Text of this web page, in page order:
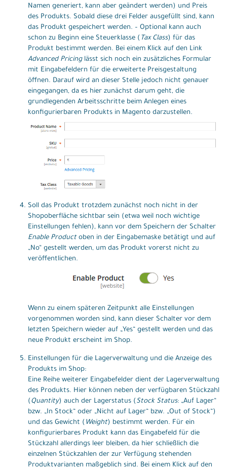
Namen generiert, kann aber geändert werden) und Preis
des Produkts. Sobald diese drei Felder ausgefüllt sind, kann
das Produkt gespeichert werden. – Optional kann auch
schon zu Beginn eine Steuerklasse ( Tax Class) für das
Produkt bestimmt werden. Bei einem Klick auf den Link
Advanced Pricinglässt sich noch ein zusätzliches Formular
mit Eingabefeldern für die erweiterte Preisgestaltung
öffnen. Darauf wird an dieser Stelle jedoch nicht genauer
eingegangen, da es hier zunächst darum geht, die
grundlegenden Arbeitsschritte beim Anlegen eines
konfigurierbaren Produkts in Magento darzustellen.
Soll das Produkt trotzdem zunächst noch nicht in der
Shopoberfläche sichtbar sein (etwa weil noch wichtige
Einstellungen fehlen), kann vor dem Speichern der Schalter
Enable Productoben in der Eingabemaske betätigt und auf
„No“ gestellt werden, um das Produkt vorerst nicht zu
veröffentlichen.
Wenn zu einem späteren Zeitpunkt alle Einstellungen
vorgenommen worden sind, kann dieser Schalter vor dem
letzten Speichern wieder auf „Yes“ gestellt werden und das
neue Produkt erscheint im Shop.
Einstellungen für die Lagerverwaltung und die Anzeige des
Produkts im Shop:
Eine Reihe weiterer Eingabefelder dient der Lagerverwaltung
des Produkts. Hier können neben der verfügbaren Stückzahl
( Quantity) auch der Lagerstatus ( Stock Status: „Auf Lager“
bzw. „In Stock“ oder „Nicht auf Lager“ bzw. „Out of Stock“)
und das Gewicht ( Weight) bestimmt werden. Für ein
konfigurierbares Produkt kann das Eingabefeld für die
Stückzahl allerdings leer bleiben, da hier schließlich die
einzelnen Stückzahlen der zur Verfügung stehenden
Produktvarianten maßgeblich sind. Bei einem Klick auf den